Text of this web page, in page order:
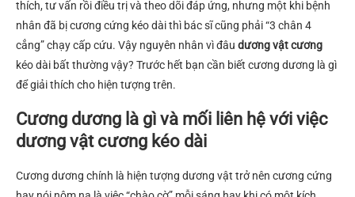
thích, tư vấn rồi điều trị và theo dõi đáp ứng, nhưng một khi bệnh
nhân đã bị cương cứng kéo dài thì bác sĩ cũng phải “3 chân 4
cẳng” chạy cấp cứu. Vậy nguyên nhân vì đâu dương vật cương
kéo dài bất thường vậy? Trước hết bạn cần biết cương dương là gì
để giải thích cho hiện tượng trên.
Cương dương là gì và mối liên hệ với việc
dương vật cương kéo dài
Cương dương chính là hiện tượng dương vật trở nên cương cứng